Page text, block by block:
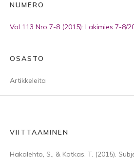
NUMERO
Vol 113 Nro 7-8 (2015): Lakimies 7-8/
OSASTO
Artikkeleita
VIITTAAMINEN
Hakalehto, S., & Kotkas, T. (2015).